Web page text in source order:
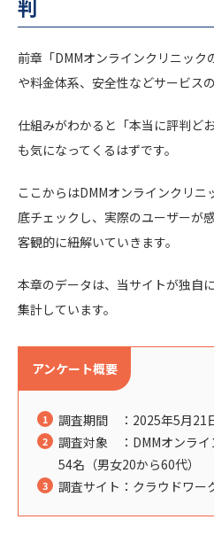
判
前章「DMMオンラインクリニッ
や料金体系、安全性などサービス
仕組みがわかると「本当に評判ど
も気になってくるはずです。
ここからはDMMオンラインクリ
底チェックし、実際のユーザーが
客観的に紐解いていきます。
本章のデータは、当サイトが独自
集計しています。
アンケート概要
調査期間 ：2025年5月21
調査対象 ：DMMオンライ
54名（男女20から60代）
調査サイト：クラウドワー